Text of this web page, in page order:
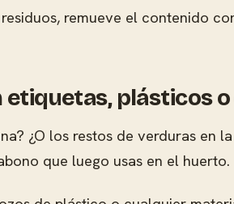
remueve el contenido
plásticos
¿O los restos de verduras
que luego usas en el huerto.